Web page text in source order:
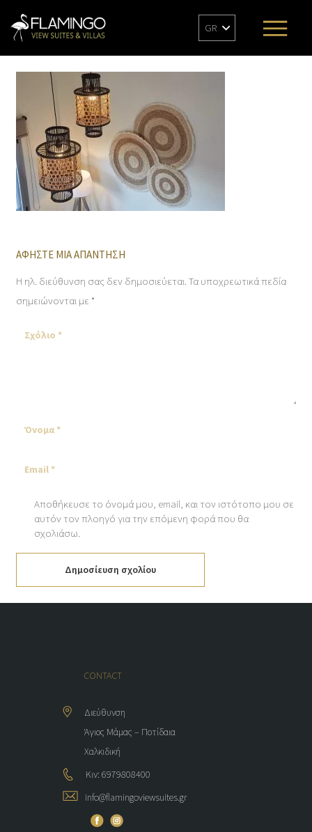
GR
ΑΦΉΣΤΕ ΜΙΑ ΑΠΆΝΤΗΣΗ
Η ηλ. διεύθυνση σας δεν δημοσιεύεται. Τα υποχρεωτικά πεδία
σημειώνονται με *
Αποθήκευσε το όνομά μου, email, και τον ιστότοπο μου σε
αυτόν τον πλοηγό για την επόμενη φορά που θα
σχολιάσω.
Δημοσίευση σχολίου
CONTACT
Διεύθυνση
Άγιος Μάμας – Ποτίδαια
Χαλκιδική
Κιν: 6979808400
info@flamingoviewsuites.gr